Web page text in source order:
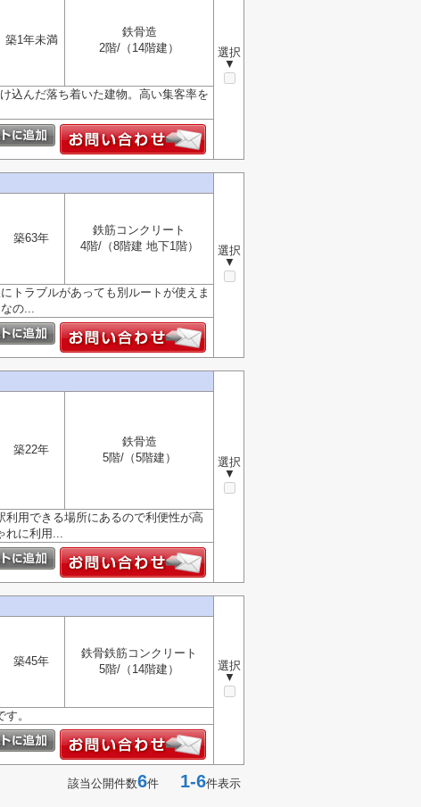
選択
▼
築1年未満
鉄骨造
2階/（14階建）
込んだ落ち着いた建物。高い集客率を
選択
▼
築63年
鉄筋コンクリート
4階/（8階建 地下1階）
トラブルがあっても別ルートが使えま
の...
選択
▼
築22年
鉄骨造
5階/（5階建）
利用できる場所にあるので利便性が高
れに利用...
選択
▼
築45年
鉄骨鉄筋コンクリート
5階/（14階建）
。
該当公開件数6件 1-6件表示